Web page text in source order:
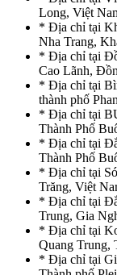
Long, Việt
* Địa chỉ tại
Nha Trang,
* Địa chỉ tại
Cao Lãnh,
* Địa chỉ tại
thành phố
* Địa chỉ tại
Thành Phố
* Địa chỉ tại
Thành Phố
* Địa chỉ tại
Trăng, Việt
* Địa chỉ tại
Trung, Gia
* Địa chỉ tại
Quang Trung,
* Địa chỉ tại